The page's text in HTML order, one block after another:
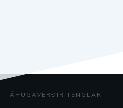
ÁHUGAVERÐIR TENGLAR